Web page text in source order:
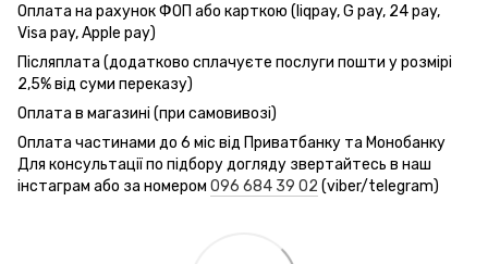
Оплата на рахунок ФОП або карткою (liqpay, G pay, 24 pay,
Visa pay, Apple pay)
Післяплата (додатково сплачуєте послуги пошти у розмірі
2,5% від суми переказу)
Оплата в магазині (при самовивозі)
Оплата частинами до 6 міс від Приватбанку та Монобанку
Для консультації по підбору догляду звертайтесь в наш
інстаграм або за номером 096 684 39 02 (viber/telegram)